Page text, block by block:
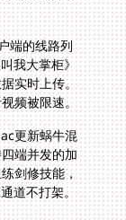
端的线路列
我大掌柜》
实时上传。
频被限速。
更新蜗牛混
端并发的加
剑修技能，
道不打架。